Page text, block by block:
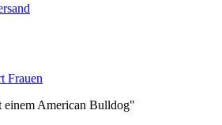
Frauen
einem American Bulldog"